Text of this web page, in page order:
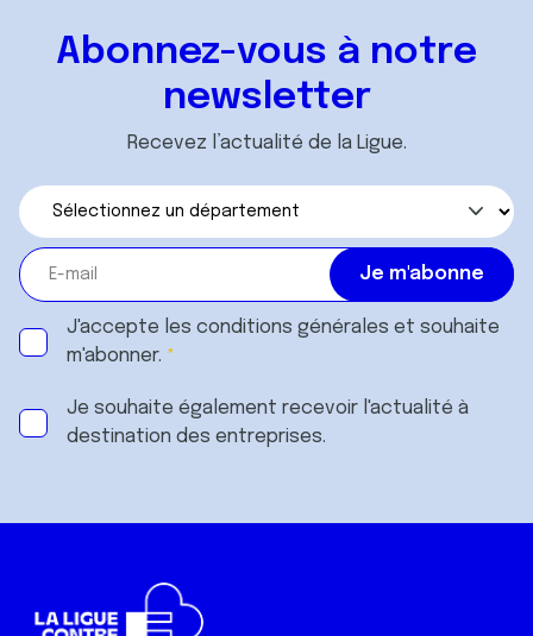
Abonnez-vous à notre
newsletter
Recevez l’actualité de la Ligue.
J'accepte les conditions générales et souhaite
m'abonner.
Je souhaite également recevoir l'actualité à
destination des entreprises.